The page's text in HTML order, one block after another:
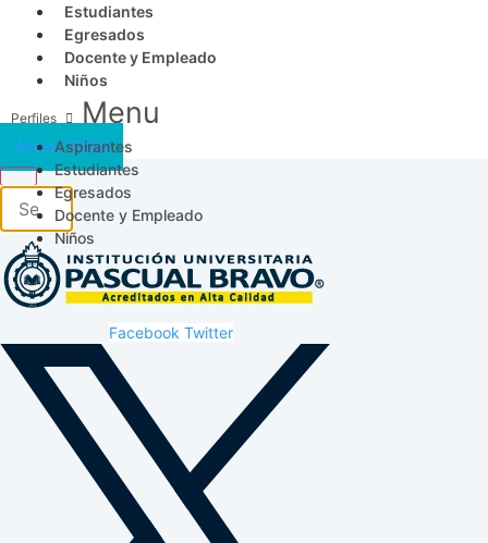
Estudiantes
Egresados
Docente y Empleado
Niños
Menu
Aspirantes
Estudiantes
Egresados
Docente y Empleado
Niños
Acceso SICAU
Facebook Twitter